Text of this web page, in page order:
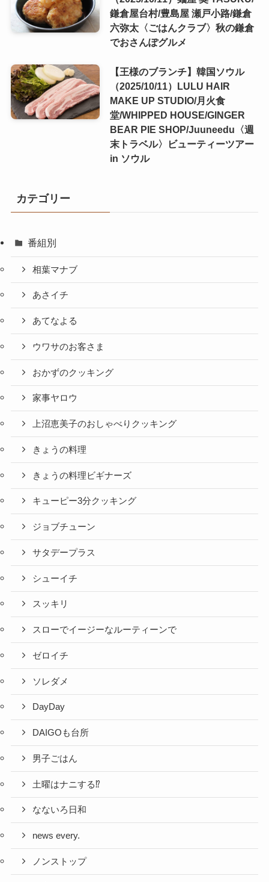
鎌倉屋台村/豊島屋 瀬戸小路/鎌倉
六弥太〈ごはんクラブ〉秋の鎌倉
でおさんぽグルメ
【王様のブランチ】韓国ソウル
（2025/10/11）LULU HAIR
MAKE UP STUDIO/月火食
堂/WHIPPED HOUSE/GINGER
BEAR PIE SHOP/Juuneedu〈週
末トラベル〉ビューティーツアー
in ソウル
カテゴリー
番組別
相葉マナブ
あさイチ
あてなよる
ウワサのお客さま
おかずのクッキング
家事ヤロウ
上沼恵美子のおしゃべりクッキング
きょうの料理
きょうの料理ビギナーズ
キューピー3分クッキング
ジョブチューン
サタデープラス
シューイチ
スッキリ
スローでイージーなルーティーンで
ゼロイチ
ソレダメ
DayDay
DAIGOも台所
男子ごはん
土曜はナニする⁉
なないろ日和
news every.
ノンストップ